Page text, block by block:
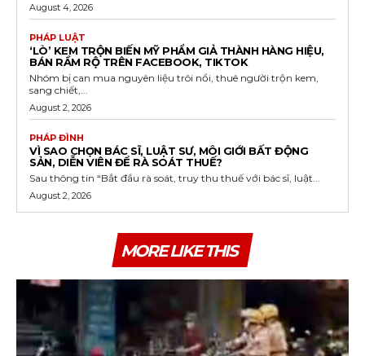
August 4, 2026
PHÁP LUẬT
‘LÒ’ KEM TRỘN BIẾN MỸ PHẨM GIẢ THÀNH HÀNG HIỆU,
BÁN RẦM RỘ TRÊN FACEBOOK, TIKTOK
Nhóm bị can mua nguyên liệu trôi nổi, thuê người trộn kem,
sang chiết,...
August 2, 2026
PHÁP ĐÌNH
VÌ SAO CHỌN BÁC SĨ, LUẬT SƯ, MÔI GIỚI BẤT ĐỘNG
SẢN, DIỄN VIÊN ĐỂ RÀ SOÁT THUẾ?
Sau thông tin “Bắt đầu rà soát, truy thu thuế với bác sĩ, luật...
August 2, 2026
MORE LIKE THIS